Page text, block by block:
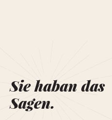
Sie haban das
Sagen.